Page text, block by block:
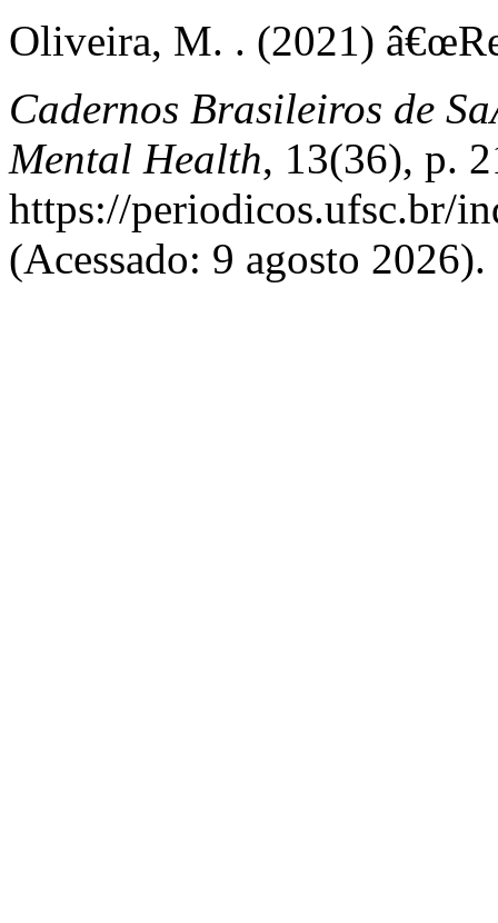
Oliveira, M. . (2021)
Cadernos Brasileiros de
Mental Health, 13(36), p.
https://periodicos.ufsc.br/
(Acessado: 9 agosto 2026).